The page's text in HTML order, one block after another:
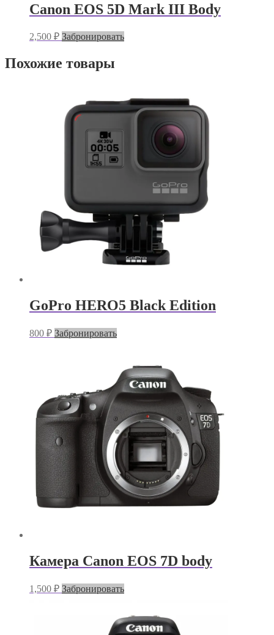
Canon EOS 5D Mark III Body
2,500 ₽ Забронировать
Похожие товары
GoPro HERO5 Black Edition
800 ₽ Забронировать
Камера Canon EOS 7D body
1,500 ₽ Забронировать